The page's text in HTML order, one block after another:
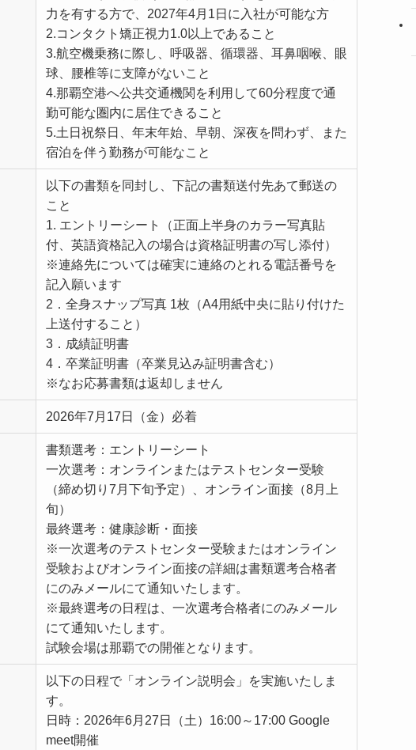
力を有する方で、2027年4月1日に入社が可能な方
2.コンタクト矯正視力1.0以上であること
3.航空機乗務に際し、呼吸器、循環器、耳鼻咽喉、眼
球、腰椎等に支障がないこと
4.那覇空港へ公共交通機関を利用して60分程度で通
勤可能な圏内に居住できること
5.土日祝祭日、年末年始、早朝、深夜を問わず、また
宿泊を伴う勤務が可能なこと
以下の書類を同封し、下記の書類送付先あて郵送の
こと
1. エントリーシート（正面上半身のカラー写真貼
付、英語資格記入の場合は資格証明書の写し添付）
※連絡先については確実に連絡のとれる電話番号を
記入願います
2．全身スナップ写真 1枚（A4用紙中央に貼り付けた
上送付すること）
3．成績証明書
4．卒業証明書（卒業見込み証明書含む）
※なお応募書類は返却しません
2026年7月17日（金）必着
書類選考：エントリーシート
一次選考：オンラインまたはテストセンター受験
（締め切り7月下旬予定）、オンライン面接（8月上
旬）
最終選考：健康診断・面接
※一次選考のテストセンター受験またはオンライン
受験およびオンライン面接の詳細は書類選考合格者
にのみメールにて通知いたします。
※最終選考の日程は、一次選考合格者にのみメール
にて通知いたします。
試験会場は那覇での開催となります。
以下の日程で「オンライン説明会」を実施いたしま
す。
日時：2026年6月27日（土）16:00～17:00 Google
meet開催